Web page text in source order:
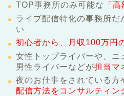
TOP事務所のみ可能な
「
ライブ配信特化の事務所
い
初心者から、月収100万円
女性トップライバーや、
男性ライバーなどが担当マ
夜のお仕事をされている方
配信方法をコンサルティン